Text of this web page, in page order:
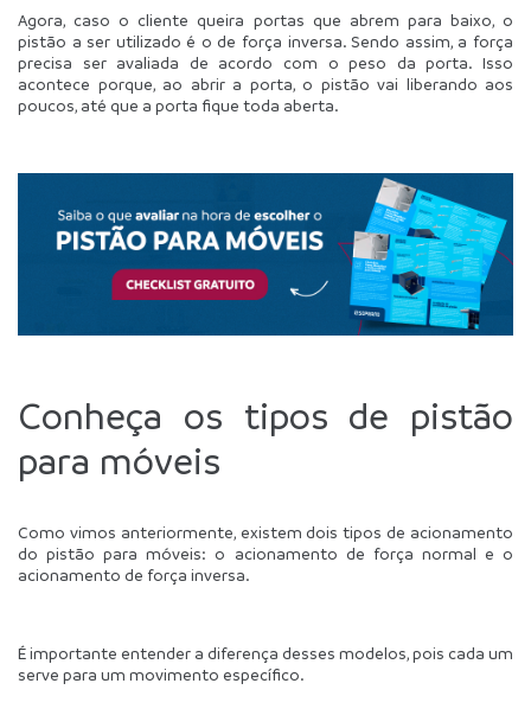
Agora, caso o cliente queira portas que abrem para baixo, o
pistão a ser utilizado é o de força inversa. Sendo assim, a força
precisa ser avaliada de acordo com o peso da porta. Isso
acontece porque, ao abrir a porta, o pistão vai liberando aos
poucos, até que a porta fique toda aberta.
Conheça os tipos de pistão
para móveis
Como vimos anteriormente, existem dois tipos de acionamento
do pistão para móveis: o acionamento de força normal e o
acionamento de força inversa.
É importante entender a diferença desses modelos, pois cada um
serve para um movimento específico.